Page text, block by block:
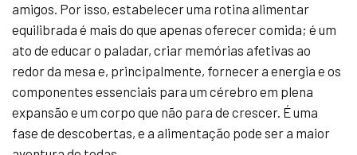
amigos. Por isso, estabelecer uma rotina alimentar
equilibrada é mais do que apenas oferecer comida; é um
ato de educar o paladar, criar memórias afetivas ao
redor da mesa e, principalmente, fornecer a energia e os
componentes essenciais para um cérebro em plena
expansão e um corpo que não para de crescer. É uma
fase de descobertas, e a alimentação pode ser a maior